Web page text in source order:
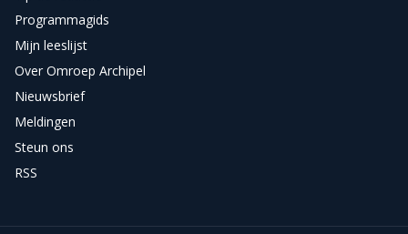
Programmagids
Mijn leeslijst
Over Omroep Archipel
Nieuwsbrief
Meldingen
Steun ons
RSS